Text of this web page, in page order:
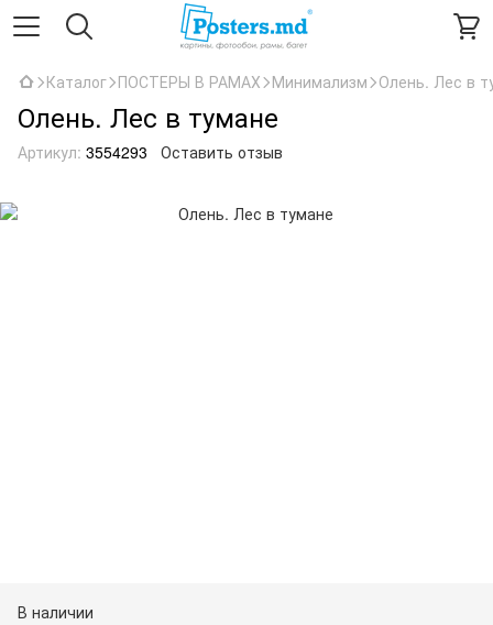
Каталог ПОСТЕРЫ В РАМАХ Минимализм Олень. Лес в
Олень. Лес в тумане
Артикул: 3554293 Оставить отзыв
В наличии